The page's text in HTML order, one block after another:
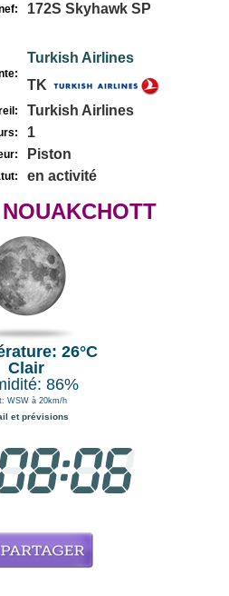
172S Skyhawk SP
Turkish Airlines
TK
Turkish Airlines
1
Piston
en activité
26°C
Clair
86%
WSW à 20km/h
et prévisions